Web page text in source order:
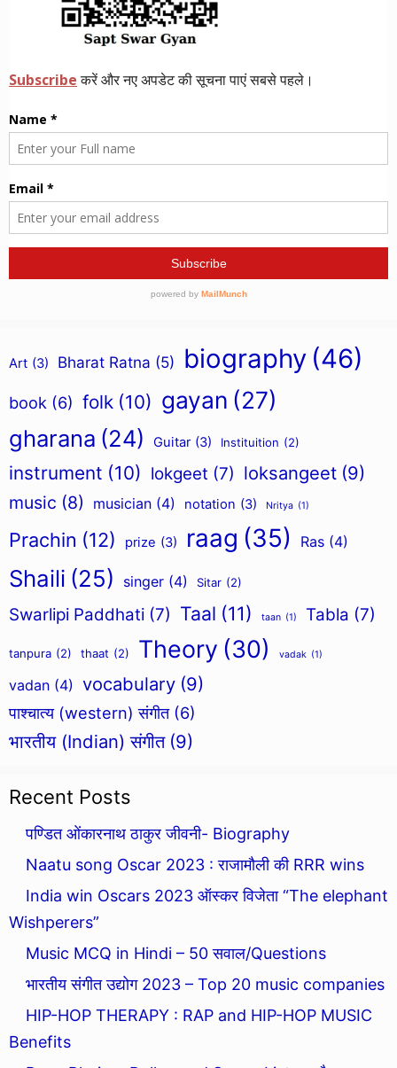
Art (3) Bharat Ratna (5) biography (46)
book (6) folk (10) gayan (27)
gharana (24) Guitar (3) Instituition (2)
instrument (10) lokgeet (7) loksangeet (9)
music (8) musician (4) notation (3) Nritya (1)
Prachin (12) prize (3) raag (35) Ras (4)
Shaili (25) singer (4) Sitar (2)
Swarlipi Paddhati (7) Taal (11) taan (1) Tabla (7)
tanpura (2) thaat (2) Theory (30) vadak (1)
vadan (4) vocabulary (9)
पाश्चात्य (western) संगीत (6)
भारतीय (Indian) संगीत (9)
Recent Posts
पण्डित ओंकारनाथ ठाकुर जीवनी- Biography
Naatu song Oscar 2023 : राजामौली की RRR wins
India win Oscars 2023 ऑस्कर विजेता “The elephant
Wishperers”
Music MCQ in Hindi – 50 सवाल/Questions
भारतीय संगीत उद्योग 2023 – Top 20 music companies
HIP-HOP THERAPY : RAP and HIP-HOP MUSIC
Benefits